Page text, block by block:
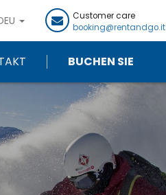
Customer care
booking@rentandgo.it
BUCHEN SIE